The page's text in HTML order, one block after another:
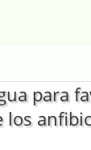
para
los